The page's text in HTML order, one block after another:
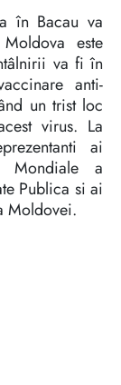
în Bacau va
este
va fi în
anti-
un trist loc
virus. La
ai
Mondiale a
Publica si ai
Moldovei.